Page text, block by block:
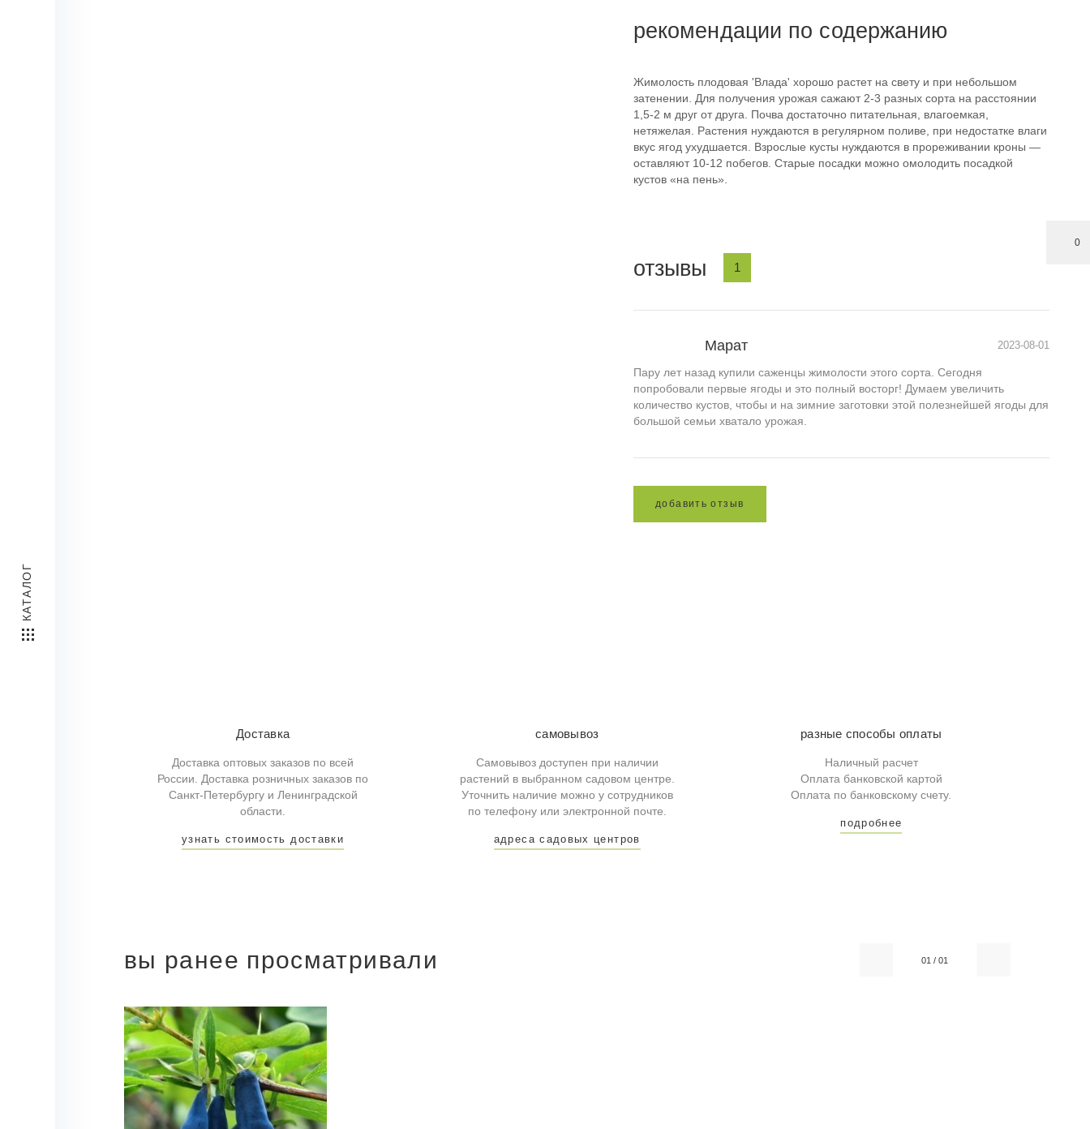
КАТАЛОГ
0
рекомендации по содержанию
Жимолость плодовая 'Влада' хорошо растет на свету и при небольшом
затенении. Для получения урожая сажают 2-3 разных сорта на расстоянии
1,5-2 м друг от друга. Почва достаточно питательная, влагоемкая,
нетяжелая. Растения нуждаются в регулярном поливе, при недостатке влаги
вкус ягод ухудшается. Взрослые кусты нуждаются в прореживании кроны —
оставляют 10-12 побегов. Старые посадки можно омолодить посадкой
кустов «на пень».
отзывы 1
Марат 2023-08-01
Пару лет назад купили саженцы жимолости этого сорта. Сегодня
попробовали первые ягоды и это полный восторг! Думаем увеличить
количество кустов, чтобы и на зимние заготовки этой полезнейшей ягоды для
большой семьи хватало урожая.
до бавить о тз ыв
Доставка
Доставка оптовых заказов по всей
России. Доставка розничных заказов по
Санкт-Петербургу и Ленинградской
области.
узнать стоимость доставки
самовывоз
Самовывоз доступен при наличии
растений в выбранном садовом центре.
Уточнить наличие можно у сотрудников
по телефону или электронной почте.
адреса садовых центров
разные способы оплаты
Наличный расчет
Оплата банковской картой
Оплата по банковскому счету.
подробнее
вы ранее просматривали 01 /01